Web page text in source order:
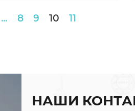
… 8 9 10 11
НАШИ